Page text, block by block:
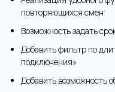
повторяющихся смен
Возможность задать
Добавить фильтр по
подключения»
Добавить возможность